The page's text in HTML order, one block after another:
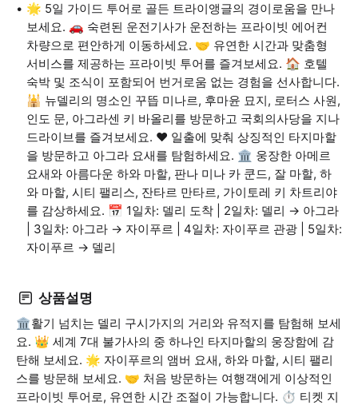
🌟 5일 가이드 투어로 골든 트라이앵글의 경이로움을 만나
보세요. 🚗 숙련된 운전기사가 운전하는 프라이빗 에어컨
차량으로 편안하게 이동하세요. 🤝 유연한 시간과 맞춤형
서비스를 제공하는 프라이빗 투어를 즐겨보세요. 🏠 호텔
숙박 및 조식이 포함되어 번거로움 없는 경험을 선사합니다.
🕌 뉴델리의 명소인 꾸뜹 미나르, 후마윤 묘지, 로터스 사원,
인도 문, 아그라센 키 바올리를 방문하고 국회의사당을 지나
드라이브를 즐겨보세요. ❤️ 일출에 맞춰 상징적인 타지마할
을 방문하고 아그라 요새를 탐험하세요. 🏛️ 웅장한 아메르
요새와 아름다운 하와 마할, 판나 미나 카 쿤드, 잘 마할, 하
와 마할, 시티 팰리스, 잔타르 만타르, 가이토레 키 차트리야
를 감상하세요. 📅 1일차: 델리 도착 | 2일차: 델리 → 아그라
| 3일차: 아그라 → 자이푸르 | 4일차: 자이푸르 관광 | 5일차:
자이푸르 → 델리
상품설명
🏛️활기 넘치는 델리 구시가지의 거리와 유적지를 탐험해 보세
요. 👑 세계 7대 불가사의 중 하나인 타지마할의 웅장함에 감
탄해 보세요. 🌟 자이푸르의 앰버 요새, 하와 마할, 시티 팰리
스를 방문해 보세요. 🤝 처음 방문하는 여행객에게 이상적인
프라이빗 투어로, 유연한 시간 조절이 가능합니다. ⏱️ 티켓 지